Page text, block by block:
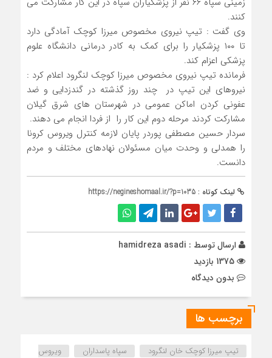
کنند.
وی گفت : تیپ نیروی مخصوص میرزا کوچک آمادگی دارد
تا ۱۰۰ پزشکیار را برای کمک به کادر درمانی دانشگاه علوم
پزشکی اعزام کند.
فرمانده تیپ نیروی مخصوص میرزا کوچک ‌لنگرود اعلام کرد :
نیروهای این تیپ در چند روز گذشته در گندزدایی و ضد
عفونی کردن اماکن عمومی در شهرستان‌ های شرق گیلان
مشارکت کردند مرحله دوم این کار را از فردا انجام می‌ دهند.
سردار حسين مصطفي پوردر پایان لازمه کنترل ویروس کرونا
را همدلی و وحدت میان مسئولان نهادهای مختلف و مردم
دانست.
لینک کوتاه : https://negineshomaal.ir/?p=1035
ارسال توسط : hamidreza asadi
بدون دیدگاه
برچسب ها
تیپ میرزا کوچک خان لنگرود سپاه پاسداران
ویروس